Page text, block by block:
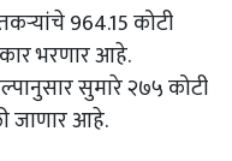
964.15 कोटी
भरणार आहे.
सुमारे २७५ कोटी
जाणार आहे.